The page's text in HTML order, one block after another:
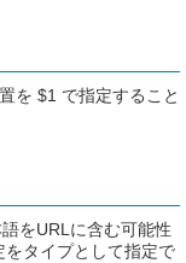
を $1 で指定すること
をURLに含む可能性
タイプとして指定で